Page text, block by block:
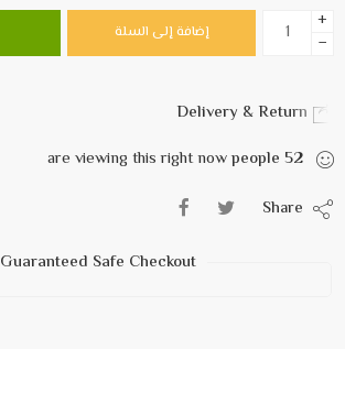
+
−
إضافة إلى السلة
52
people
Guaranteed Safe Checkout